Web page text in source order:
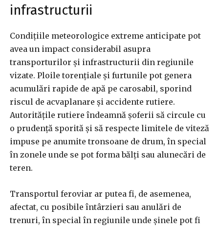
infrastructurii
Condițiile meteorologice extreme anticipate pot
avea un impact considerabil asupra
transporturilor și infrastructurii din regiunile
vizate. Ploile torențiale și furtunile pot genera
acumulări rapide de apă pe carosabil, sporind
riscul de acvaplanare și accidente rutiere.
Autoritățile rutiere îndeamnă șoferii să circule cu
o prudență sporită și să respecte limitele de viteză
impuse pe anumite tronsoane de drum, în special
în zonele unde se pot forma bălți sau alunecări de
teren.
Transportul feroviar ar putea fi, de asemenea,
afectat, cu posibile întârzieri sau anulări de
trenuri, în special în regiunile unde șinele pot fi